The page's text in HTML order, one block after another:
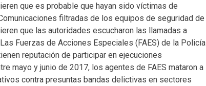
que es probable que hayan sido víctimas de
filtradas de los equipos de seguridad de
que las autoridades escucharon las llamadas a
Fuerzas de Acciones Especiales (FAES) de la Policía
reputación de participar en ejecuciones
mayo y junio de 2017, los agentes de FAES mataron a
contra presuntas bandas delictivas en sectores